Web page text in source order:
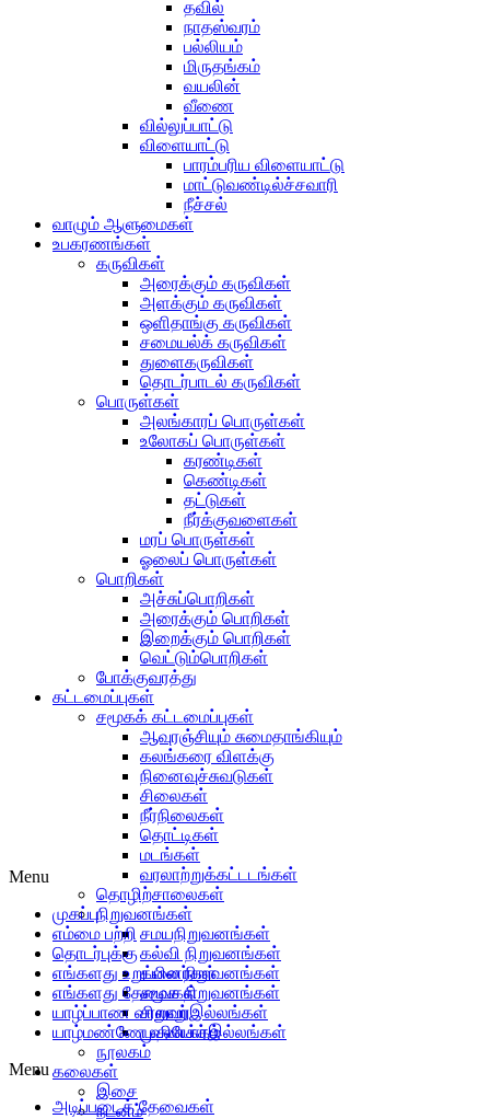
தவில்
நாதஸ்வரம்
பல்லியம்
மிருதங்கம்
வயலின்
வீணை
வில்லுப்பாட்டு
விளையாட்டு
பாரம்பரிய விளையாட்டு
மாட்டுவண்டில்ச்சவாரி
நீச்சல்
வாழும் ஆளுமைகள்
உபகரணங்கள்
கருவிகள்
அரைக்கும் கருவிகள்
அளக்கும் கருவிகள்
ஒளிதாங்கு கருவிகள்
சமையல்க் கருவிகள்
துளைகருவிகள்
தொடர்பாடல் கருவிகள்
பொருள்கள்
அலங்காரப் பொருள்கள்
உலோகப் பொருள்கள்
கரண்டிகள்
கெண்டிகள்
தட்டுகள்
நீர்க்குவளைகள்
மரப் பொருள்கள்
ஓலைப் பொருள்கள்
பொறிகள்
அச்சுப்பொறிகள்
அரைக்கும் பொறிகள்
இறைக்கும் பொறிகள்
வெட்டும்பொறிகள்
போக்குவரத்து
கட்டமைப்புகள்
சமூகக் கட்டமைப்புகள்
ஆவுரஞ்சியும் சுமைதாங்கியும்
கலங்கரை விளக்கு
நினைவுச்சுவடுகள்
சிலைகள்
நீர்நிலைகள்
தொட்டிகள்
மடங்கள்
வரலாற்றுக்கட்டடங்கள்
தொழிற்சாலைகள்
நிறுவனங்கள்
சமயநிறுவனங்கள்
கல்வி நிறுவனங்கள்
கலை நிறுவனங்கள்
சமூக நிறுவனங்கள்
சிறுவர்இல்லங்கள்
முதியோர்இல்லங்கள்
நூலகம்
கலைகள்
இசை
நடனம்
Menu
முகப்பு
எம்மை பற்றி
தொடர்புக்கு
எங்களது உறுப்பினர்கள்
எங்களது தேவைகள்
யாழ்ப்பாண வரலாறு
யாழ்மண்ணே வணக்கம்
Menu
அடிப்படைத் தேவைகள்